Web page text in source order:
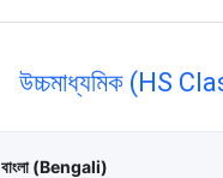
উচ্চমাধ্যমিক (HS
বাংলা (Bengali)